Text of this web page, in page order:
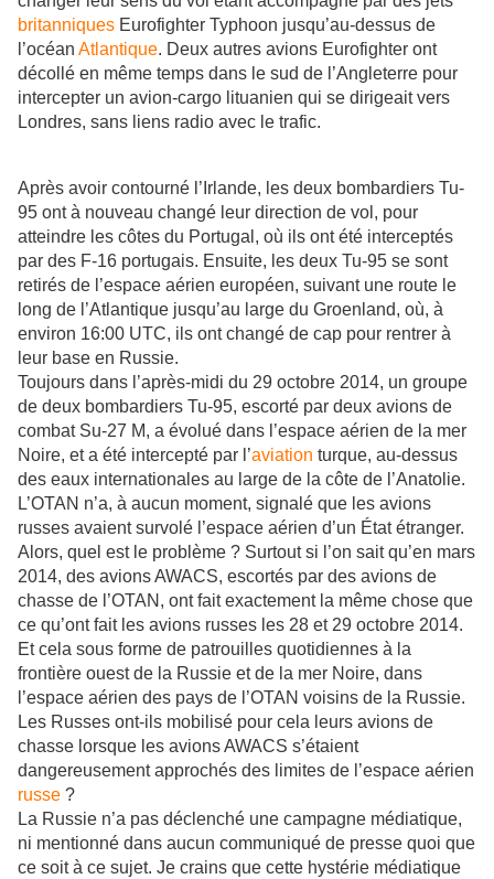
britanniques Eurofighter Typhoon jusqu’au-dessus de
l’océan Atlantique. Deux autres avions Eurofighter ont
décollé en même temps dans le sud de l’Angleterre pour
intercepter un avion-cargo lituanien qui se dirigeait vers
Londres, sans liens radio avec le trafic.
Après avoir contourné l’Irlande, les deux bombardiers Tu-
95 ont à nouveau changé leur direction de vol, pour
atteindre les côtes du Portugal, où ils ont été interceptés
par des F-16 portugais. Ensuite, les deux Tu-95 se sont
retirés de l’espace aérien européen, suivant une route le
long de l’Atlantique jusqu’au large du Groenland, où, à
environ 16:00 UTC, ils ont changé de cap pour rentrer à
leur base en Russie.
Toujours dans l’après-midi du 29 octobre 2014, un groupe
de deux bombardiers Tu-95, escorté par deux avions de
combat Su-27 M, a évolué dans l’espace aérien de la mer
Noire, et a été intercepté par l’aviation turque, au-dessus
des eaux internationales au large de la côte de l’Anatolie.
L’OTAN n’a, à aucun moment, signalé que les avions
russes avaient survolé l’espace aérien d’un État étranger.
Alors, quel est le problème ? Surtout si l’on sait qu’en mars
2014, des avions AWACS, escortés par des avions de
chasse de l’OTAN, ont fait exactement la même chose que
ce qu’ont fait les avions russes les 28 et 29 octobre 2014.
Et cela sous forme de patrouilles quotidiennes à la
frontière ouest de la Russie et de la mer Noire, dans
l’espace aérien des pays de l’OTAN voisins de la Russie.
Les Russes ont-ils mobilisé pour cela leurs avions de
chasse lorsque les avions AWACS s’étaient
dangereusement approchés des limites de l’espace aérien
russe ?
La Russie n’a pas déclenché une campagne médiatique,
ni mentionné dans aucun communiqué de presse quoi que
ce soit à ce sujet. Je crains que cette hystérie médiatique